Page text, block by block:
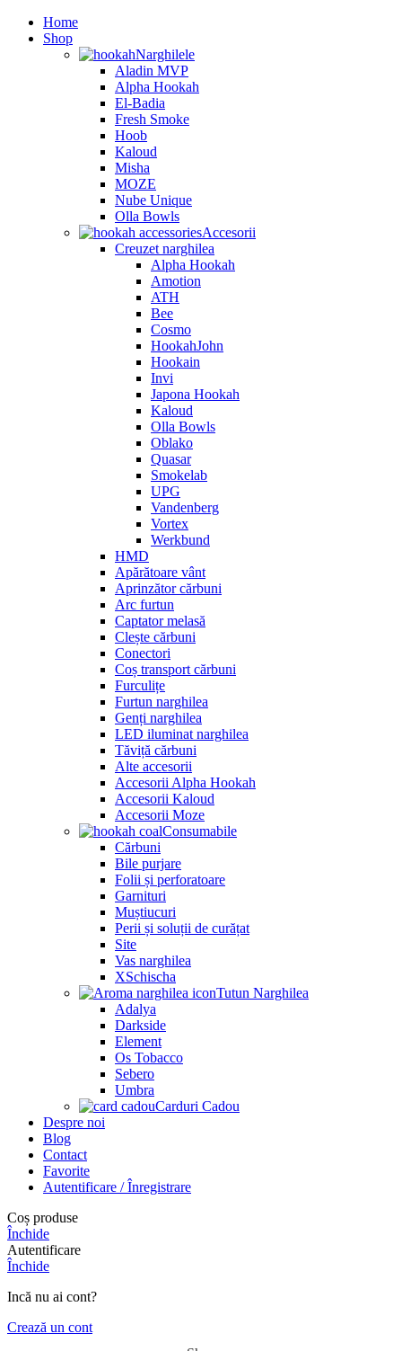
Home
Shop
Narghilele
Aladin MVP
Alpha Hookah
El-Badia
Fresh Smoke
Hoob
Kaloud
Misha
MOZE
Nube Unique
Olla Bowls
Accesorii
Creuzet narghilea
Alpha Hookah
Amotion
ATH
Bee
Cosmo
HookahJohn
Hookain
Invi
Japona Hookah
Kaloud
Olla Bowls
Oblako
Quasar
Smokelab
UPG
Vandenberg
Vortex
Werkbund
HMD
Apărătoare vânt
Aprinzător cărbuni
Arc furtun
Captator melasă
Clește cărbuni
Conectori
Coș transport cărbuni
Furculițe
Furtun narghilea
Genți narghilea
LED iluminat narghilea
Tăviță cărbuni
Alte accesorii
Accesorii Alpha Hookah
Accesorii Kaloud
Accesorii Moze
Consumabile
Cărbuni
Bile purjare
Folii și perforatoare
Garnituri
Muștiucuri
Perii și soluții de curățat
Site
Vas narghilea
XSchischa
Tutun Narghilea
Adalya
Darkside
Element
Os Tobacco
Sebero
Umbra
Carduri Cadou
Despre noi
Blog
Contact
Favorite
Autentificare / Înregistrare
Coș produse
Închide
Autentificare
Închide
Incă nu ai cont?
Crează un cont